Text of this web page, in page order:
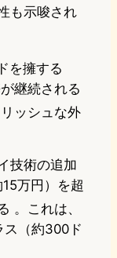
も示唆され
を擁する
継続される
ッシュな外
技術の追加
万円）を超
。これは、
ス（約300ド